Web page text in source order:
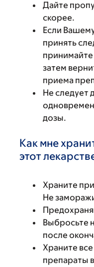
Дайте
скорее.
Если
принять
затем
приема
Не следует
дозы.
Как мне
этот
Храните
Не
Выбросьте
после
Храните
препараты